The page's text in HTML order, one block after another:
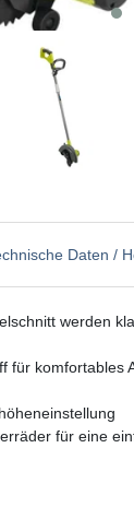
Daten /
werden
für komfortables
für eine